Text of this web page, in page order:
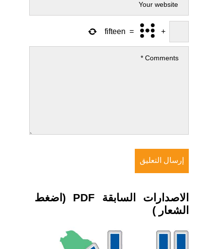
+
=
fifteen
الاصدارات السابقة PDF (اضغط
الشعار )